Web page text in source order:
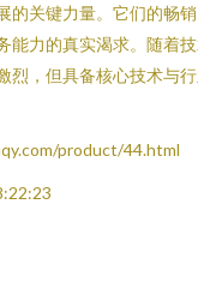
的关键力量。它们的畅
能力的真实渴求。随着
烈，但具备核心技术与
product/44.html